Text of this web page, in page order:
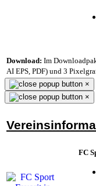
Download: Im
AI EPS, PDF) und 3
×
×
FC